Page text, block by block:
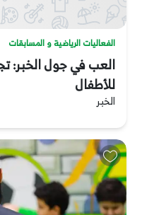
الفعاليات الرياضية و المسابقات
العب في جول الخبر:
للأطفال
الخبر